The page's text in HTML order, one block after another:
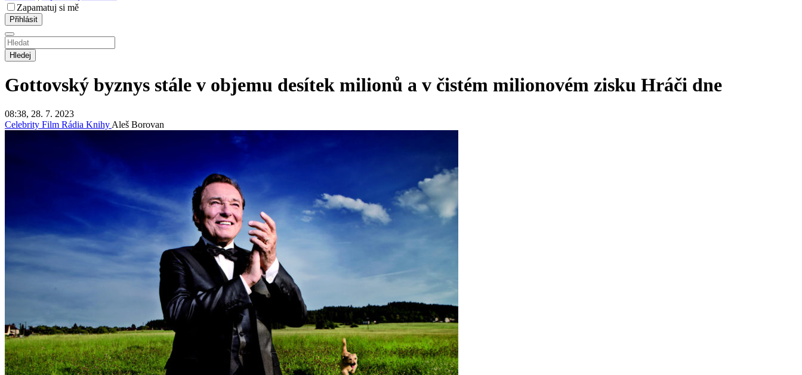
Zapamatuj si mě
Hledej
Gottovský byznys stále v objemu desítek milionů a v čistém milionovém zisku Hráči dne
08:38, 28. 7. 2023
Celebrity Film Rádia KnihyAleš Borovan